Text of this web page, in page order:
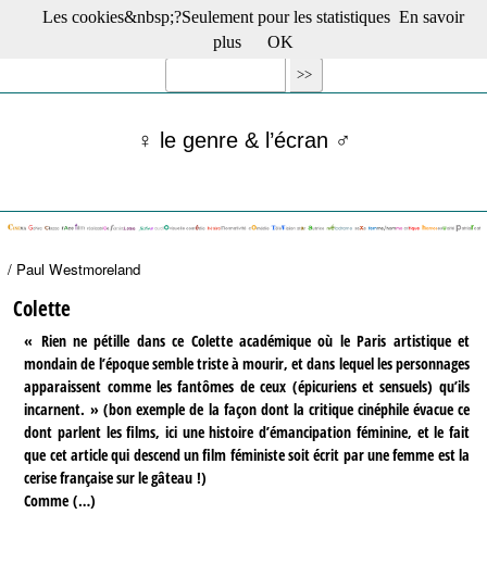
☰ Menu
Films récents
Films -TV/plates-formes
Archives
S’abonner à la Lettre !
♀ le genre & l’écran ♂
/ Paul Westmoreland
Colette
« Rien ne pétille dans ce Colette académique où le Paris artistique et
mondain de l’époque semble triste à mourir, et dans lequel les personnages
apparaissent comme les fantômes de ceux (épicuriens et sensuels) qu’ils
incarnent. » (bon exemple de la façon dont la critique cinéphile évacue ce
dont parlent les films, ici une histoire d’émancipation féminine, et le fait
que cet article qui descend un film féministe soit écrit par une femme est la
cerise française sur le gâteau !)
Comme (…)
Les cookies&nbsp;?Seulement pour les statistiques En savoir
plus
OK